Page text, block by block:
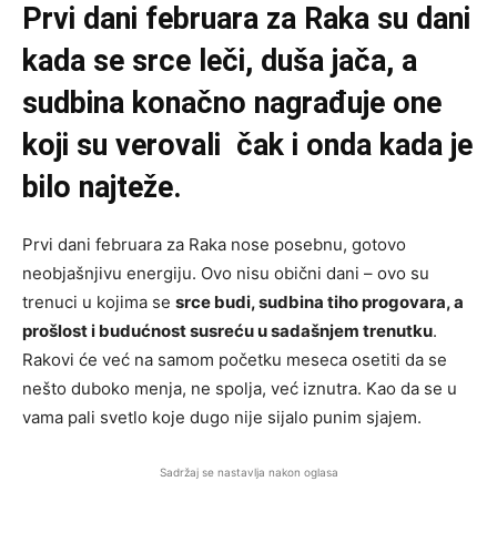
Prvi dani februara za Raka su dani
kada se srce leči, duša jača, a
sudbina konačno nagrađuje one
koji su verovali čak i onda kada je
bilo najteže.
Prvi dani februara za Raka nose posebnu, gotovo
neobjašnjivu energiju. Ovo nisu obični dani – ovo su
trenuci u kojima se srce budi, sudbina tiho progovara, a
prošlost i budućnost susreću u sadašnjem trenutku.
Rakovi će već na samom početku meseca osetiti da se
nešto duboko menja, ne spolja, već iznutra. Kao da se u
vama pali svetlo koje dugo nije sijalo punim sjajem.
Sadržaj se nastavlja nakon oglasa